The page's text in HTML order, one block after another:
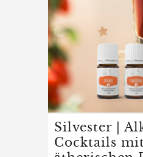
Silvester |
Cocktails